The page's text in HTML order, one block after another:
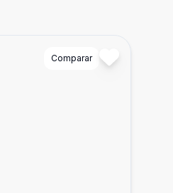
Comparar